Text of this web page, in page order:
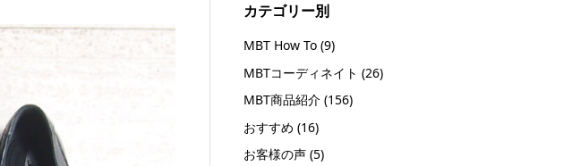
カテゴリー別
MBT How To (9)
MBTコーディネイト (26)
MBT商品紹介 (156)
おすすめ (16)
お客様の声 (5)